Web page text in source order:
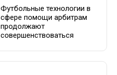
Футбольные технологии в
сфере помощи арбитрам
продолжают
совершенствоваться